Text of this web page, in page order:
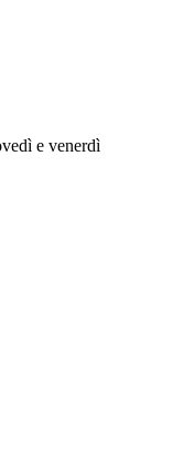
e venerdì